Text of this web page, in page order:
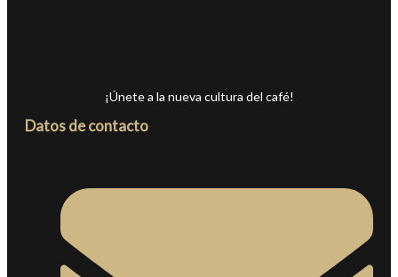
¡Únete a la nueva cultura del café!
Datos de contacto